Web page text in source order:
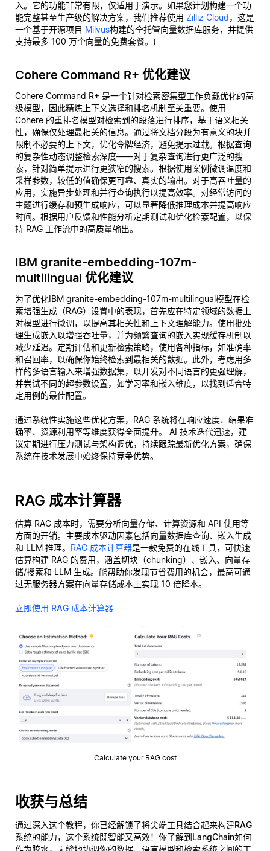
入。它的功能非常有限，仅适用于演示。如果您计划构建一个功
能完整甚至生产级的解决方案，我们推荐使用 Zilliz Cloud，这是
一个基于开源项目 Milvus构建的全托管向量数据库服务，并提供
支持最多 100 万个向量的免费套餐。)
Cohere Command R+ 优化建议
Cohere Command R+ 是一个针对检索密集型工作负载优化的高
级模型，因此精炼上下文选择和排名机制至关重要。使用
Cohere 的重排名模型对检索到的段落进行排序，基于语义相关
性，确保仅处理最相关的信息。通过将文档分段为有意义的块并
限制不必要的上下文，优化令牌经济，避免提示过载。根据查询
的复杂性动态调整检索深度——对于复杂查询进行更广泛的搜
索，针对简单提示进行更狭窄的搜索。根据使用案例微调温度和
采样参数，较低的值确保更可靠、真实的输出。对于高吞吐量的
应用，实施异步处理和并行查询执行以提高效率。对经常访问的
主题进行缓存和预生成响应，可以显著降低推理成本并提高响应
时间。根据用户反馈和性能分析定期测试和优化检索配置，以保
持 RAG 工作流中的高质量输出。
IBM granite-embedding-107m-
multilingual 优化建议
为了优化IBM granite-embedding-107m-multilingual模型在检
索增强生成（RAG）设置中的表现，首先应在特定领域的数据上
对模型进行微调，以提高其相关性和上下文理解能力。使用批处
理生成嵌入以增强吞吐量，并为频繁查询的嵌入实现缓存机制以
减少延迟。定期评估和更新检索策略，使用各种指标，如准确率
和召回率，以确保你始终检索到最相关的数据。此外，考虑用多
样的多语言输入来增强数据集，以开发对不同语言的更强理解，
并尝试不同的超参数设置，如学习率和嵌入维度，以找到适合特
定用例的最佳配置。
通过系统性实施这些优化方案，RAG 系统将在响应速度、结果准
确率、资源利用率等维度获得全面提升。 AI 技术迭代迅速，建
议定期进行压力测试与架构调优，持续跟踪最新优化方案，确保
系统在技术发展中始终保持竞争优势。
RAG 成本计算器
估算 RAG 成本时，需要分析向量存储、计算资源和 API 使用等
方面的开销。主要成本驱动因素包括向量数据库查询、嵌入生成
和 LLM 推理。 RAG 成本计算器是一款免费的在线工具，可快速
估算构建 RAG 的费用，涵盖切块（chunking）、嵌入、向量存
储/搜索和 LLM 生成。能帮助你发现节省费用的机会，最高可通
过无服务器方案在向量存储成本上实现 10 倍降本。
立即使用 RAG 成本计算器
Calculate your RAG cost
收获与总结
通过深入这个教程，你已经解锁了将尖端工具结合起来构建RAG
系统的能力，这个系统既智能又高效！你了解到LangChain如何
作为胶水，无缝地协调你的数据、语言模型和检索系统之间的工